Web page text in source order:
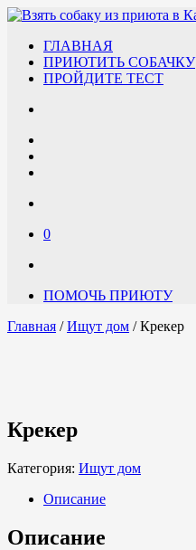
ГЛАВНАЯ
ПРИЮТИТЬ СОБАЧКУ
ПРОЙДИТЕ ТЕСТ
0
ПОМОЧЬ ПРИЮТУ
Главная /Ищут дом / Крекер
Крекер
Категория: Ищут дом
Описание
Описание